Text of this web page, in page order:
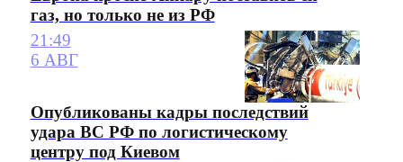
газ, но только не из РФ
21:49
6 АВГ
Опубликованы кадры последствий
удара ВС РФ по логистическому
центру под Киевом